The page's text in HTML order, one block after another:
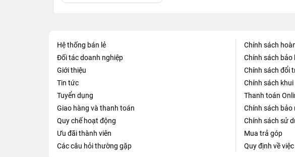
Hệ thống bán lẻ
Đối tác doanh nghiệp
Giới thiệu
Tin tức
Tuyển dụng
Giao hàng và thanh toán
Quy chế hoạt động
Ưu đãi thành viên
Các câu hỏi thường gặp
Chính sách
Chính sách bảo
Chính sách đổi
Chính sách
Thanh toán
Chính sách bảo
Chính sách sử
Mua trả góp
Quy định về